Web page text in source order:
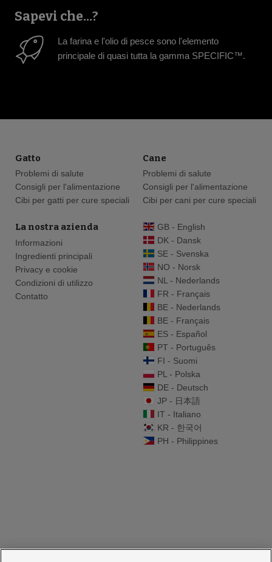
Sapevi che...?
La farina e l'olio di pesce sono l'elemento
principale di quasi tutta la gamma SPECIFIC™.
Gatto
Problemi di salute
Consigli per l'alimentazione
Cibi per gatti per cure speciali
Cane
Problemi di salute
Consigli per l'alimentazione
Cibi per cani per cure speciali
La nostra azienda
Informazioni
Ingredienti principali
Privacy e cookie
Condizioni di utilizzo
Contatto
GB - English
DK - Dansk
SE - Svenska
NO - Norsk
NL - Nederlands
FR - Français
BE - Nederlands
BE - Français
ES - Español
PT - Português
FI - Suomi
PL - Polska
DE - Deutsch
JP - 日本語
IT - Italiano
KR - 한국어
PH - Philippines